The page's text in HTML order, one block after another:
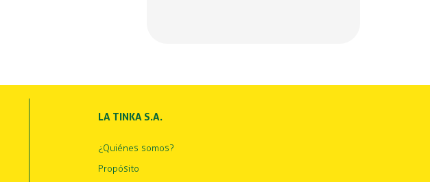
LA TINKA S.A.
¿Quiénes somos?
Propósito